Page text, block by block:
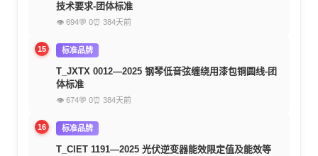
技术要求-团体标准
👁 694💬 0⏰ 384天前
15 标准品牌
T_JXTX 0012—2025 钢琴低音弦缠绕用漆包铜圆线-团
体标准
👁 674💬 0⏰ 384天前
16 标准品牌
T_CIET 1191—2025 光伏逆变器能效限定值及能效等